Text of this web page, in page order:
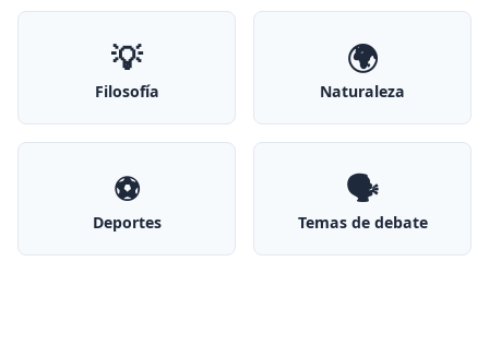
💡
Filosofía
🌍
Naturaleza
⚽
Deportes
🗣️
Temas de debate